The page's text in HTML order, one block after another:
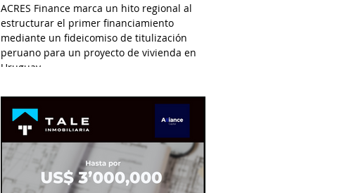
ACRES Finance marca un hito regional al
estructurar el primer financiamiento
mediante un fideicomiso de titulización
peruano para un proyecto de vivienda en
Uruguay.